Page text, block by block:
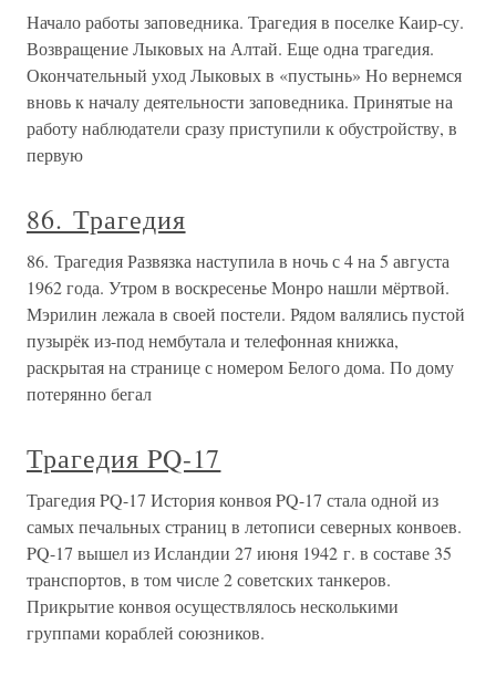
Начало работы заповедника. Трагедия в поселке Каир-су.
Возвращение Лыковых на Алтай. Еще одна трагедия.
Окончательный уход Лыковых в «пустынь» Но вернемся
вновь к началу деятельности заповедника. Принятые на
работу наблюдатели сразу приступили к обустройству, в
первую
86. Трагедия
86. Трагедия Развязка наступила в ночь с 4 на 5 августа
1962 года. Утром в воскресенье Монро нашли мёртвой.
Мэрилин лежала в своей постели. Рядом валялись пустой
пузырёк из-под нембутала и телефонная книжка,
раскрытая на странице с номером Белого дома. По дому
потерянно бегал
Трагедия PQ-17
Трагедия PQ-17 История конвоя PQ-17 стала одной из
самых печальных страниц в летописи северных конвоев.
PQ-17 вышел из Исландии 27 июня 1942 г. в составе 35
транспортов, в том числе 2 советских танкеров.
Прикрытие конвоя осуществлялось несколькими
группами кораблей союзников.